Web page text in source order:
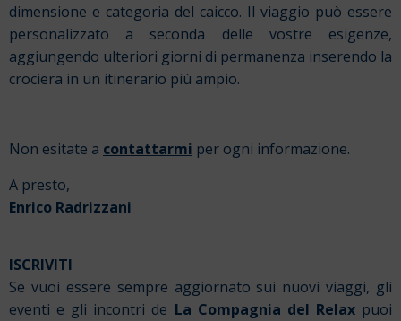
dimensione e categoria del caicco. Il viaggio può essere
personalizzato a seconda delle vostre esigenze,
aggiungendo ulteriori giorni di permanenza inserendo la
crociera in un itinerario più ampio.
Non esitate a contattarmi per ogni informazione.
A presto,
Enrico Radrizzani
ISCRIVITI
Se vuoi essere sempre aggiornato sui nuovi viaggi, gli
eventi e gli incontri de La Compagnia del Relax puoi